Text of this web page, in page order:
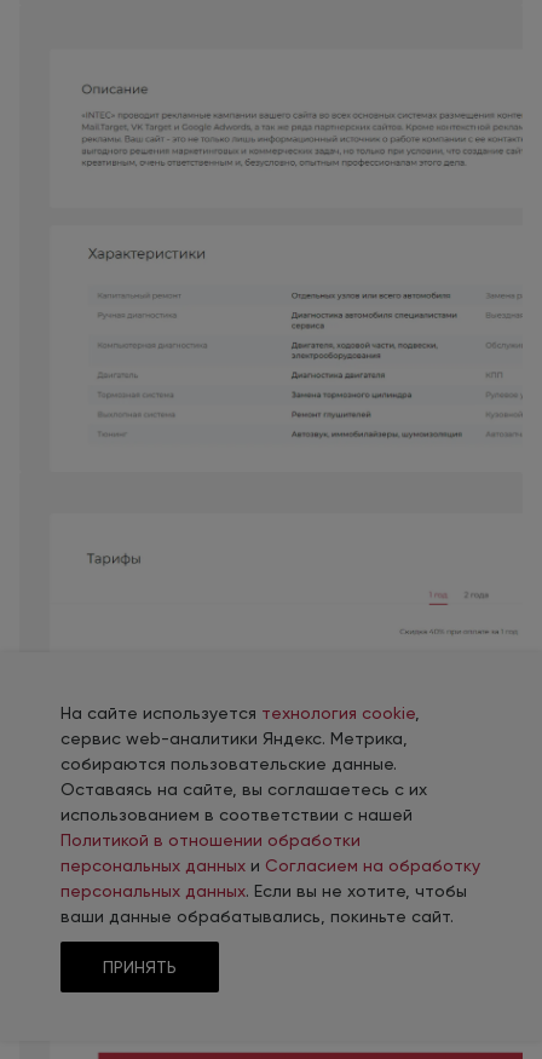
На сайте используется технология cookie
сервис web-аналитики Яндекс. Метрика,
собираются пользовательские данные.
Оставаясь на сайте, вы соглашаетесь с их
использованием в соответствии с нашей
Политикой в отношении обработки
персональных данных и Согласием на обработку
персональных данных. Если вы не хотите, чтобы
ваши данные обрабатывались, покиньте сайт.
ПРИНЯТЬ